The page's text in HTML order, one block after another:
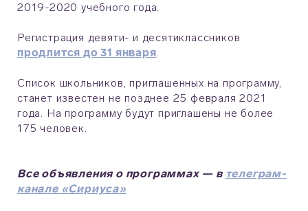
2019-2020 учебного года.
Регистрация девяти- и десятиклассников
продлится до 31 января.
Список школьников, приглашенных на программу,
станет известен не позднее 25 февраля 2021
года. На программу будут приглашены не более
175 человек.
Все объявления о программах — в телеграм-
канале «Сириуса»